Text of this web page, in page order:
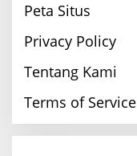
Peta Situs
Privacy Policy
Tentang Kami
Terms of Service